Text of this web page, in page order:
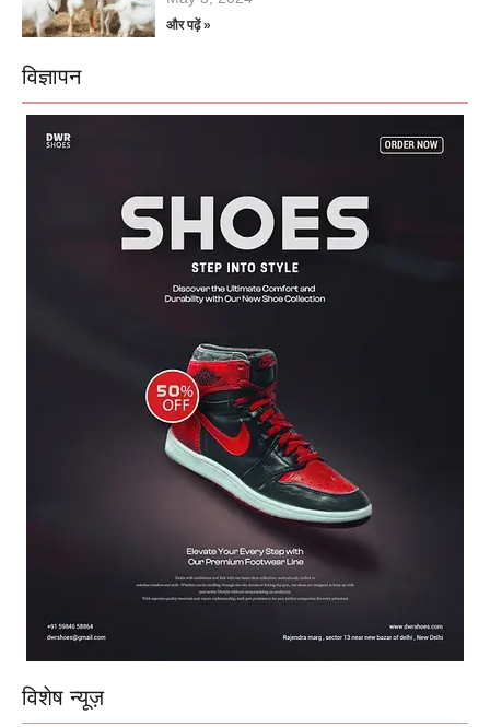
और पढ़ें »
विज्ञापन
विशेष न्यूज़